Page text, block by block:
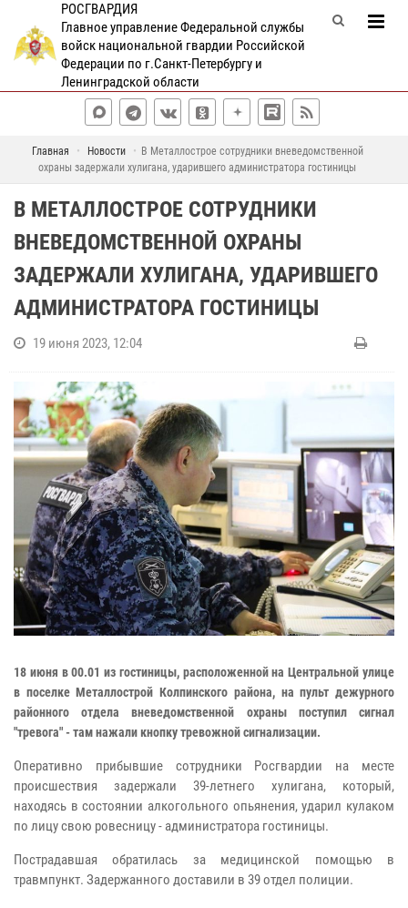
РОСГВАРДИЯ
Главное управление Федеральной службы
войск национальной гвардии Российской
Федерации по г.Санкт-Петербургу и
Ленинградской области
Главная Новости
В Металлострое сотрудники вневедомственной
охраны задержали хулигана, ударившего администратора гостиницы
В МЕТАЛЛОСТРОЕ СОТРУДНИКИ
ВНЕВЕДОМСТВЕННОЙ ОХРАНЫ
ЗАДЕРЖАЛИ ХУЛИГАНА, УДАРИВШЕГО
АДМИНИСТРАТОРА ГОСТИНИЦЫ
19 июня 2023, 12:04
18 июня в 00.01 из гостиницы, расположенной на Центральной улице
в поселке Металлострой Колпинского района, на пульт дежурного
районного отдела вневедомственной охраны поступил сигнал
"тревога" - там нажали кнопку тревожной сигнализации.
Оперативно прибывшие сотрудники Росгвардии на месте
происшествия задержали 39-летнего хулигана, который,
находясь в состоянии алкогольного опьянения, ударил кулаком
по лицу свою ровесницу - администратора гостиницы.
Пострадавшая обратилась за медицинской помощью в
травмпункт. Задержанного доставили в 39 отдел полиции.